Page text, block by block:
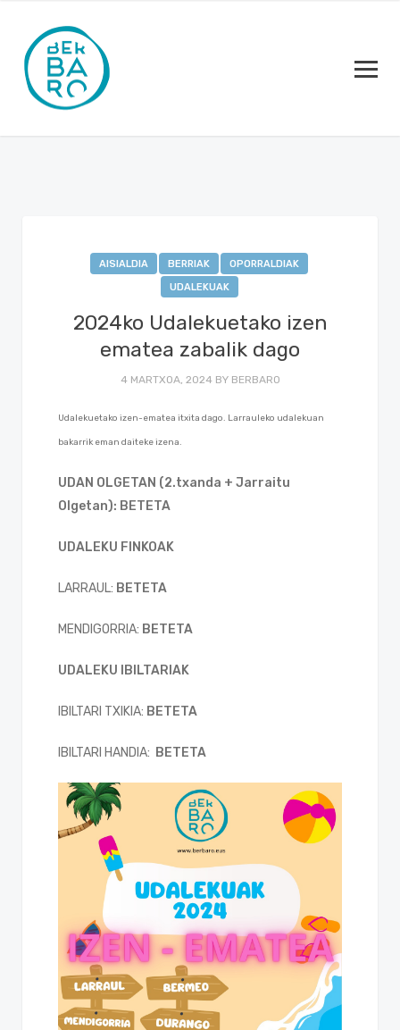
AISIALDIA BERRIAK
OPORRALDIAK
UDALEKUAK
2024ko Udalekuetako izen
ematea zabalik dago
4 MARTXOA, 2024 BY BERBARO
Udalekuetako izen-ematea itxita dago. Larrauleko udalekuan
bakarrik eman daiteke izena.
UDAN OLGETAN (2.txanda + Jarraitu
Olgetan): BETETA
UDALEKU FINKOAK
LARRAUL: BETETA
MENDIGORRIA: BETETA
UDALEKU IBILTARIAK
IBILTARI TXIKIA: BETETA
IBILTARI HANDIA: BETETA